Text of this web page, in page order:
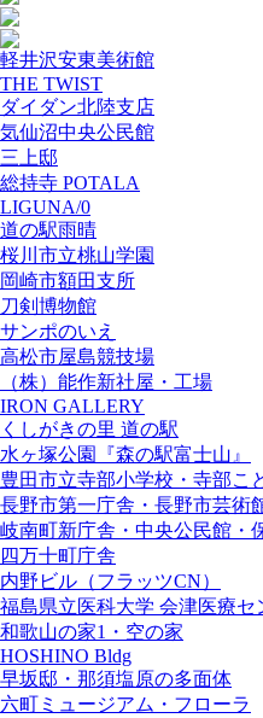
軽井沢安東美術館
THE TWIST
ダイダン北陸支店
気仙沼中央公民館
三上邸
総持寺 POTALA
LIGUNA/0
道の駅雨晴
桜川市立桃山学園
岡崎市額田支所
刀剣博物館
サンポのいえ
高松市屋島競技場
（株）能作新社屋・工場
IRON GALLERY
くしがきの里 道の駅
水ヶ塚公園『森の駅富士山』
豊田市立寺部小学校・寺部こ
長野市第一庁舎・長野市芸術
岐南町新庁舎・中央公⺠館・
四万十町庁舎
内野ビル（フラッツCN）
福島県立医科大学 会津医療セ
和歌山の家1・空の家
HOSHINO Bldg
早坂邸・那須塩原の多面体
六町ミュージアム・フローラ